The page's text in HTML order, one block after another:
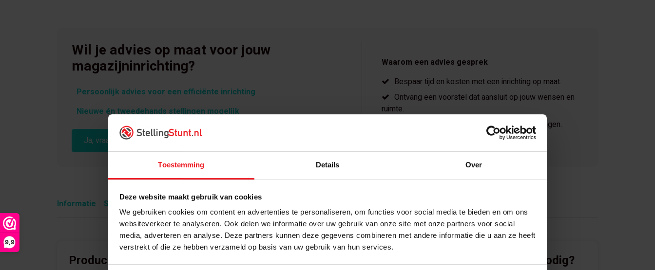
Toestemming Details Over
Deze website maakt gebruik van cookies
We gebruiken cookies om content en advertenties te personaliseren, om functies voor social media te bieden en om ons
websiteverkeer te analyseren. Ook delen we informatie over uw gebruik van onze site met onze partners voor social
media, adverteren en analyse. Deze partners kunnen deze gegevens combineren met andere informatie die u aan ze heeft
verstrekt of die ze hebben verzameld op basis van uw gebruik van hun services.
9,9
Wil je advies op maat voor jouw
magazijninrichting?
Persoonlijk advies voor een efficiënte inrichting
Nieuwe én tweedehands stellingen mogelijk
Ja, vraag vrijblijvend advies aan
Waarom een advies gesprek
Bespaar tijd en kosten met een inrichting op maat.
Ontvang een voorstel dat aansluit op jouw wensen en
ruimte.
Meer dan 20 jaar ervaring in magazijnoplossingen.
Informatie Specificaties Wat is inbegrepen?
Product informatie Direct advies nodig?